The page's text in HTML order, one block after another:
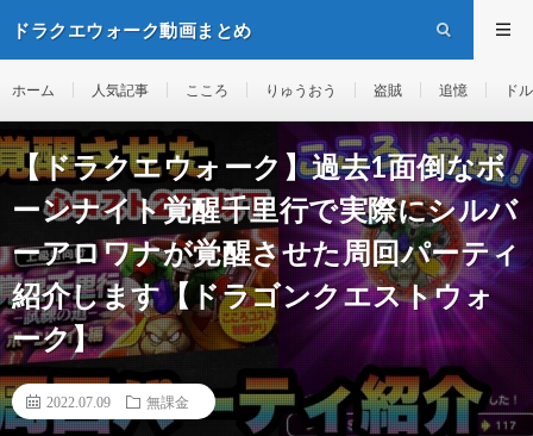
ドラクエウォーク動画まとめ
ホーム 人気記事 こころ りゅうおう 盗賊 追憶 ド
【ドラクエウォーク】過去1面倒なボ
ーンナイト覚醒千里行で実際にシルバ
ーアロワナが覚醒させた周回パーティ
紹介します【ドラゴンクエストウォ
ーク】
2022.07.09 無課金